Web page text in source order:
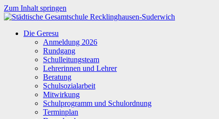
Zum Inhalt springen
Städtische
Gesamtschule
Recklinghausen-
Suderwich
Die Geresu
Anmeldung 2026
Rundgang
Schulleitungsteam
Lehrerinnen und Lehrer
Beratung
Schulsozialarbeit
Mitwirkung
Schulprogramm und Schulordnung
Terminplan